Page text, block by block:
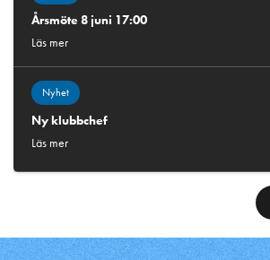
Årsmöte 8 juni 17:00
Läs mer
Nyhet
Ny klubbchef
Läs mer